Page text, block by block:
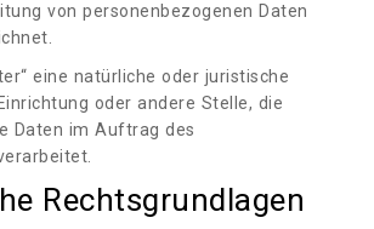
von personenbezogenen Daten
eine natürliche oder juristische
oder andere Stelle, die
Daten im Auftrag des
Rechtsgrundlagen